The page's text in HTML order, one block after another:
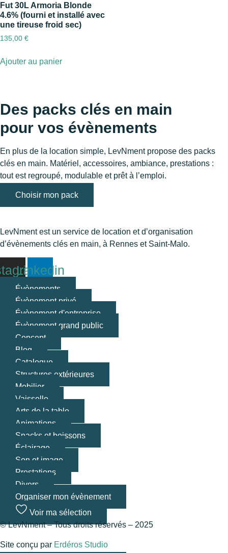
Fut 30L Armoria Blonde
4.6% (fourni et installé avec
une tireuse froid sec)
135,00 €
Ajouter au panier
Des packs clés en main
pour vos évènements
En plus de la location simple, LevNment propose des packs
clés en main. Matériel, accessoires, ambiance, prestations :
tout est regroupé, modulable et prêt à l’emploi.
Choisir mon pack
LevNment est un service de location et d’organisation
d’évènements clés en main, à Rennes et Saint-Malo.
Linkedin
Évènements
Évènement privé
Évènement d'entreprise
Évènement grand public
Concept
Blog
Catalogue
Structures extérieures
Mobilier
Vaisselle
Arts de la table
Animations
Snacks et boissons
Éclairage
Son et image
Prestations
Divers
Organiser mon évènement
Voir ma sélection
© LevNment – Tous droits réservés – 2025
Site conçu par Erdéros Studio